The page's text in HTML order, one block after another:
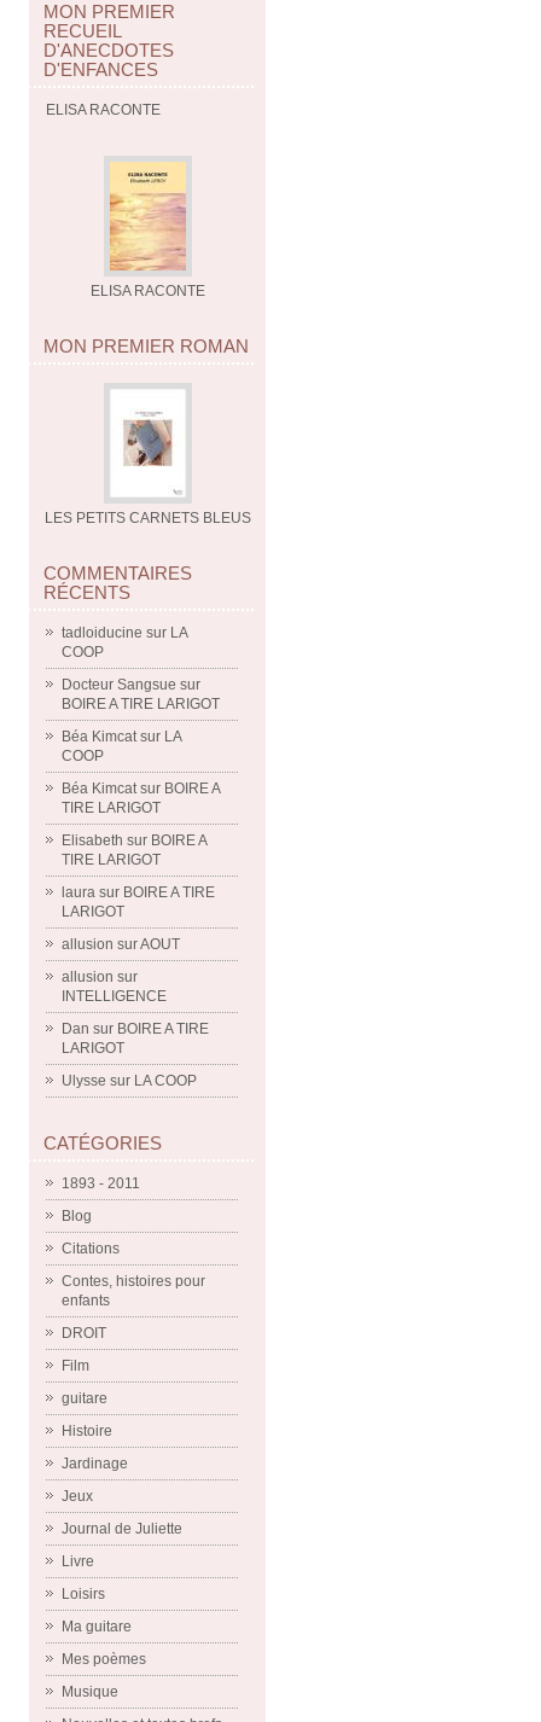
MON PREMIER
RECUEIL
D'ANECDOTES
D'ENFANCES
ELISA RACONTE
ELISA RACONTE
MON PREMIER ROMAN
LES PETITS CARNETS BLEUS
COMMENTAIRES
RÉCENTS
tadloiducine sur LA
COOP
Docteur Sangsue sur
BOIRE A TIRE LARIGOT
Béa Kimcatsur LA
COOP
Béa Kimcatsur BOIRE A
TIRE LARIGOT
Elisabeth sur BOIRE A
TIRE LARIGOT
laura sur BOIRE A TIRE
LARIGOT
allusion surAOUT
allusion sur
INTELLIGENCE
Dan sur BOIRE A TIRE
LARIGOT
Ulysse sur LA COOP
CATÉGORIES
1893 - 2011
Blog
Citations
Contes, histoires pour
enfants
DROIT
Film
guitare
Histoire
Jardinage
Jeux
Journal de Juliette
Livre
Loisirs
Ma guitare
Mes poèmes
Musique